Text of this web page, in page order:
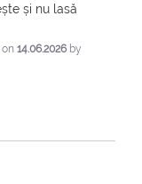
și nu lasă
14.06.2026 by